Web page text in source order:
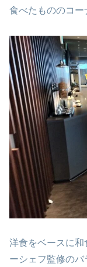
食べたもののコー
洋食をベースに和
ーシェフ監修の